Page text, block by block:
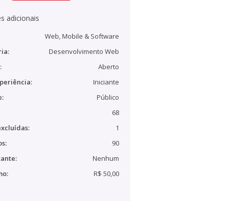
adicionais
Web, Mobile & Software
Desenvolvimento Web
Aberto
Iniciante
Público
68
1
90
Nenhum
R$ 50,00